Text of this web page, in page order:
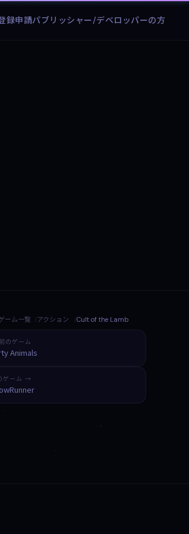
録申請パブリッシャー/デベロッパーの方
ーム一覧 アクション Cult of the Lamb
のゲーム
Animals
ゲーム →